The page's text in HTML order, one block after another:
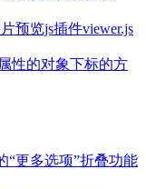
预览js插件viewer.js
性的对象下标的方
“更多选项”折叠功能